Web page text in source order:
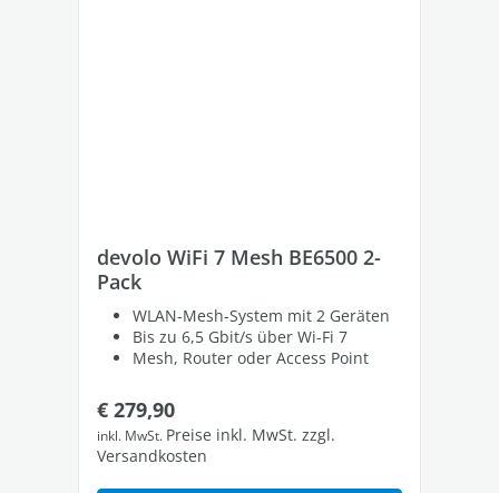
devolo WiFi 7 Mesh BE6500 2-
Pack
WLAN-Mesh-System mit 2 Geräten
Bis zu 6,5 Gbit/s über Wi-Fi 7
Mesh, Router oder Access Point
Regulärer Preis:
€ 279,90
inkl. MwSt. Preise inkl. MwSt. zzgl.
Versandkosten